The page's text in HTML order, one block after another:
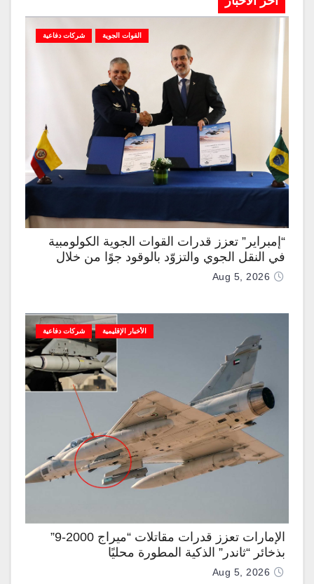
القوات الجوية شركات دفاعية
“إمبراير” تعزز قدرات القوات الجوية الكولومبية
في النقل الجوي والتزوّد بالوقود جوًا من خلال
تزويدها بطائرتي “كيه سي-390 ميلينيوم”
Aug 5, 2026
الأخبار الإقليمية شركات دفاعية
الإمارات تعزز قدرات مقاتلات “ميراج 2000-9”
بذخائر “ثاندر” الذكية المطورة محليًا
Aug 5, 2026